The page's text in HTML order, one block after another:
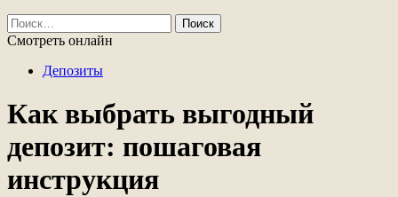
Найти:
Смотреть онлайн
Депозиты
Как выбрать выгодный
депозит: пошаговая
инструкция